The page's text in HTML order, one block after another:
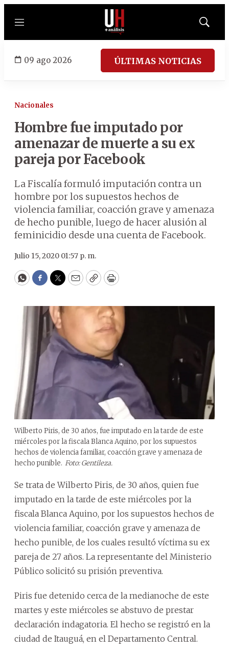
Menú
Mostrar
09 ago 2026 ÚLTIMAS NOTICIAS
Nacionales
Hombre fue imputado por
amenazar de muerte a su ex
pareja por Facebook
La Fiscalía formuló imputación contra un
hombre por los supuestos hechos de
violencia familiar, coacción grave y amenaza
de hecho punible, luego de hacer alusión al
feminicidio desde una cuenta de Facebook.
Julio 15, 2020 01:57 p. m.
WhatsApp
Facebook
Twitter
EmailCopyPrint
Wilberto Piris, de 30 años, fue imputado en la tarde de este
miércoles por la fiscala Blanca Aquino, por los supuestos
hechos de violencia familiar, coacción grave y amenaza de
hecho punible. Foto: Gentileza.
Se trata de Wilberto Piris, de 30 años, quien fue
imputado en la tarde de este miércoles por la
fiscala Blanca Aquino, por los supuestos hechos de
violencia familiar, coacción grave y amenaza de
hecho punible, de los cuales resultó víctima su ex
pareja de 27 años. La representante del Ministerio
Público solicitó su prisión preventiva.
Piris fue detenido cerca de la medianoche de este
martes y este miércoles se abstuvo de prestar
declaración indagatoria. El hecho se registró en la
ciudad de Itauguá, en el Departamento Central.